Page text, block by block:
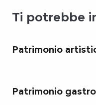
Ti potrebbe
Patrimonio
Patrimonio